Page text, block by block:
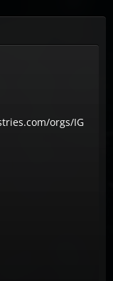
orgs/IG